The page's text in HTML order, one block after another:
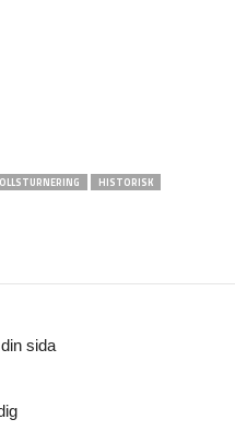
HISTORISK
sida